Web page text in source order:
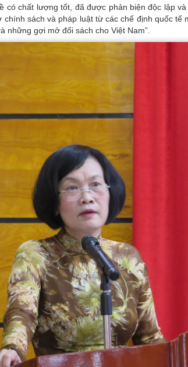
có chất lượng tốt, đã được phản biện độc lập
chính sách và pháp luật từ các chế định quốc
những gợi mở đối sách cho Việt Nam”.